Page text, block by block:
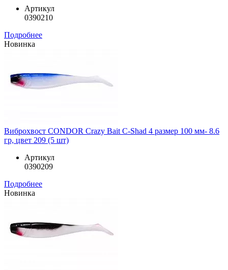
Артикул
0390210
Подробнее
Новинка
Виброхвост CONDOR Crazy Bait C-Shad 4 размер 100 мм- 8.6
гр, цвет 209 (5 шт)
Артикул
0390209
Подробнее
Новинка